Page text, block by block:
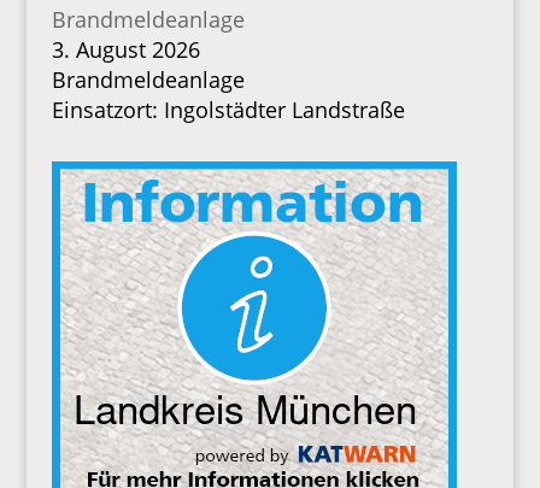
Brandmeldeanlage
3. August 2026
Brandmeldeanlage
Einsatzort: Ingolstädter Landstraße